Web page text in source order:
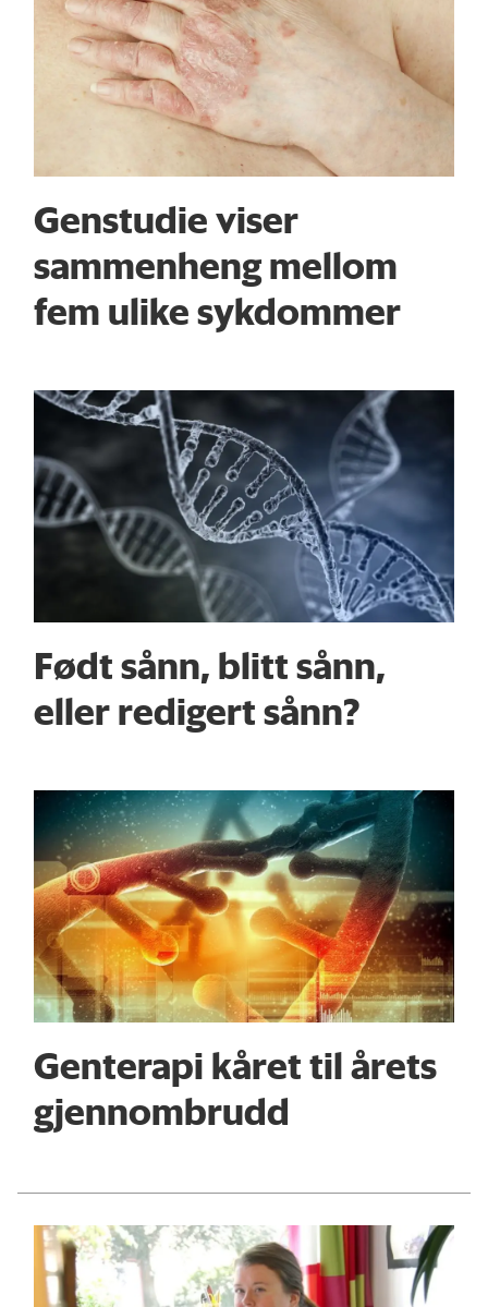
Genstudie viser
sammenheng mellom
fem ulike sykdommer
Født sånn, blitt sånn,
eller redigert sånn?
Genterapi kåret til årets
gjennombrudd